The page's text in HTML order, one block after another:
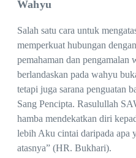
Wahyu
Salah satu cara untuk
memperkuat hubungan
pemahaman dan pengamalan
berlandaskan pada wahyu
tetapi juga sarana penguatan
Sang Pencipta. Rasulullah
hamba mendekatkan diri
lebih Aku cintai daripada apa
atasnya” (HR. Bukhari).